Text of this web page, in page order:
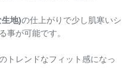
地)の仕上がりで少し肌寒いシ
事が可能です。
トレンドなフィット感になっ